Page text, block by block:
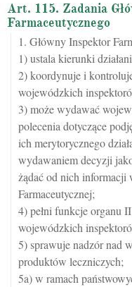
Art. 115. Zadania
Farmaceutycznego
1. Główny Inspektor
1) ustala kierunki
2) koordynuje i
wojewódzkich
3) może wydawać
polecenia dotyczące
ich merytorycznego
wydawaniem decyzji
żądać od nich informacji
Farmaceutycznej;
4) pełni funkcje organu
wojewódzkich
5) sprawuje nadzór nad
produktów leczniczych;
5a) w ramach